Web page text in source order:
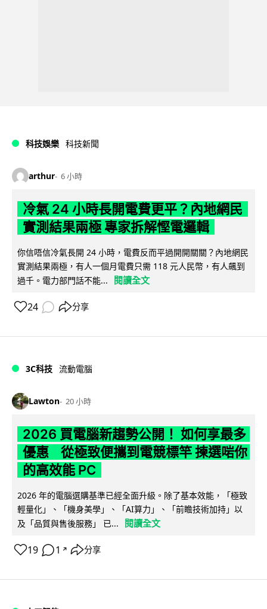
科技娛樂 科技新聞
arthur 6 小時
冷氣 24 小時長開電費更平？內地網民
實測結果兩極 專家拆解慳電邏輯
你信唔信冷氣長開 24 小時，電費反而平過開開關關？內地網民
實測結果兩極，有人一個月電費只需 118 元人民幣，有人飆到
過千。電力部門話不能...
閱讀全文
24 分享
3C科技 流動電腦
Lawton 20 小時
2026 買電腦新趨勢公開！ 如何享最多
優惠 從極致便攜到電競標竿 揀選啱你
的高效能 PC
2026 年的電腦選購基準已經全面升級。除了基本效能，「極致
輕量化」、「機身美學」、「AI算力」、「前瞻技術加持」以
及「品質與售後服務」 已...
閱讀全文
19 1 ↗ 分享